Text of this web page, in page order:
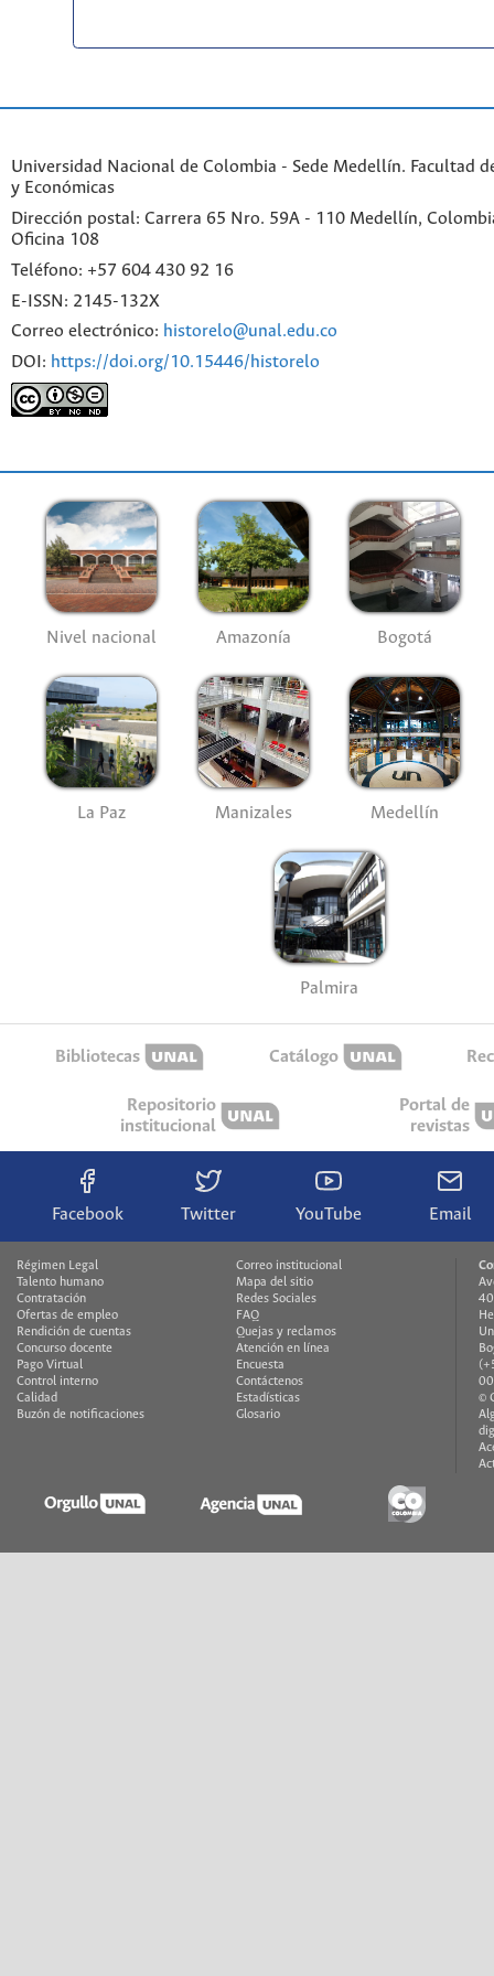
Universidad Nacional de Colombia - Sede Medellín. Facultad
y Económicas
Dirección postal: Carrera 65 Nro. 59A - 110 Medellín,
Oficina 108
Teléfono: +57 604 430 92 16
E-ISSN: 2145-132X
Correo electrónico: historelo@unal.edu.co
DOI: https://doi.org/10.15446/historelo
Nivel nacional Amazonía Bogotá
La Paz Manizales Medellín
Palmira
Bibliotecas Catálogo
Repositorio
institucional
Portal de
revistas
Facebook Twitter YouTube Email
Régimen Legal
Talento humano
Contratación
Ofertas de empleo
Rendición de cuentas
Concurso docente
Pago Virtual
Control interno
Calidad
Buzón de notificaciones
Correo institucional
Mapa del sitio
Redes Sociales
FAQ
Quejas y reclamos
Atención en línea
Encuesta
Contáctenos
Estadísticas
Glosario
©